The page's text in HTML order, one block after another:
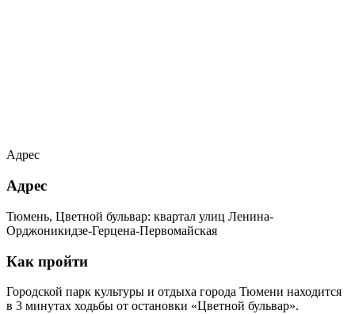
Адрес
Адрес
Тюмень, Цветной бульвар: квартал улиц Ленина-
Орджоникидзе-Герцена-Первомайская
Как пройти
Городской парк культуры и отдыха города Тюмени находится
в 3 минутах ходьбы от остановки «Цветной бульвар».